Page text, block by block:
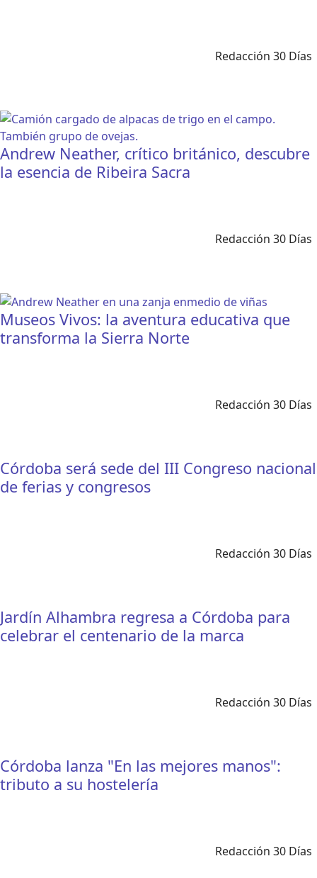
Redacción 30 Días
Andrew Neather, crítico británico, descubre
la esencia de Ribeira Sacra
Redacción 30 Días
Museos Vivos: la aventura educativa que
transforma la Sierra Norte
Redacción 30 Días
Córdoba será sede del III Congreso nacional
de ferias y congresos
Redacción 30 Días
Jardín Alhambra regresa a Córdoba para
celebrar el centenario de la marca
Redacción 30 Días
Córdoba lanza "En las mejores manos":
tributo a su hostelería
Redacción 30 Días